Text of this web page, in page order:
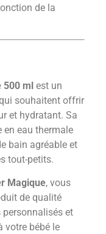
de la
500 ml est un
souhaitent offrir
et hydratant. Sa
en eau thermale
bain agréable et
tout-petits.
Magique, vous
de qualité
personnalisés et
votre bébé le